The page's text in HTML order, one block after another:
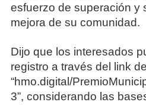
esfuerzo de superación y
mejora de su comunidad.
Dijo que los interesados
registro a través del link
“hmo.digital/
3”, considerando las